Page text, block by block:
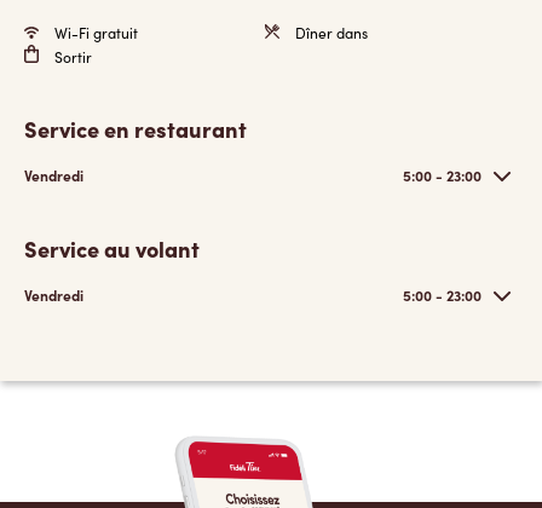
Wi-Fi gratuit
Dîner dans
Sortir
Service en restaurant
Vendredi 5:00 - 23:00
Service au volant
Vendredi 5:00 - 23:00